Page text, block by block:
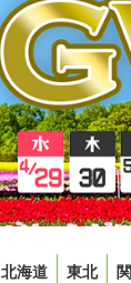
北海道 東北